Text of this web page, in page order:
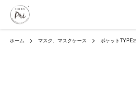
ホーム マスク、マスクケース ポケットTYPE2